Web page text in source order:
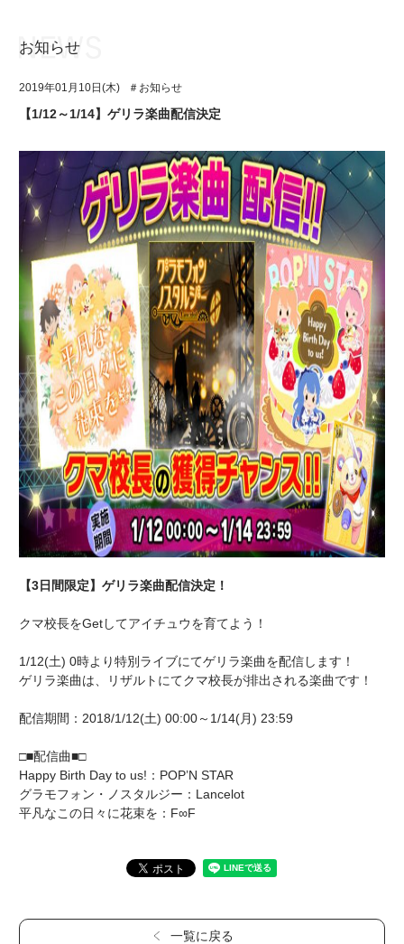
アプリゲーム
イベント・キャンペーン
ミュージック
グッズ・本
ギャラリー
ユニット&キャラクター
アプリゲーム
イベント・キャンペーン
ミュージック
グッズ・本
ギャラリー
お知らせ
2019年01月10日(木) ＃お知らせ
【1/12～1/14】ゲリラ楽曲配信決定
【3日間限定】ゲリラ楽曲配信決定！
クマ校長をGetしてアイチュウを育てよう！
1/12(土) 0時より特別ライブにてゲリラ楽曲を配信します！
ゲリラ楽曲は、リザルトにてクマ校長が排出される楽曲です！
配信期間：2018/1/12(土) 00:00～1/14(月) 23:59
□■配信曲■□
Happy Birth Day to us!：POP’N STAR
グラモフォン・ノスタルジー：Lancelot
平凡なこの日々に花束を：F∞F
一覧に戻る